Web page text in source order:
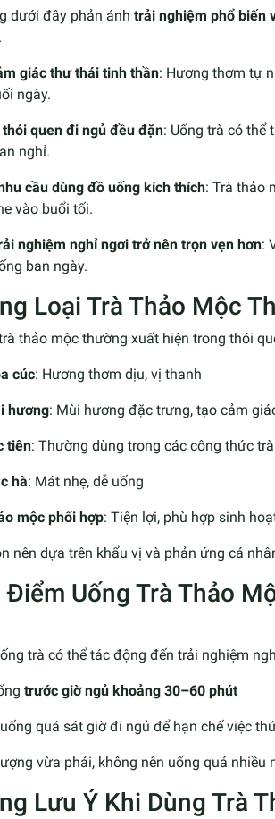
dưới đây phản ánh trải nghiệm phổ biến
giác thư thái tinh thần: Hương thơm tự
ngày.
thói quen đi ngủ đều đặn: Uống trà có thể
nghỉ.
cầu dùng đồ uống kích thích: Trà thảo
vào buổi tối.
nghiệm nghỉ ngơi trở nên trọn vẹn hơn:
ban ngày.
Loại Trà Thảo Mộc
thảo mộc thường xuất hiện trong thói
cúc: Hương thơm dịu, vị thanh
hương: Mùi hương đặc trưng, tạo cảm
tiên: Thường dùng trong các công thức
hà: Mát nhẹ, dễ uống
mộc phối hợp: Tiện lợi, phù hợp sinh
nên dựa trên khẩu vị và phản ứng cá
Điểm Uống Trà Thảo
trà có thể tác động đến trải nghiệm
trước giờ ngủ khoảng 30–60 phút
quá sát giờ đi ngủ để hạn chế việc
vừa phải, không nên uống quá nhiều
Lưu Ý Khi Dùng Trà